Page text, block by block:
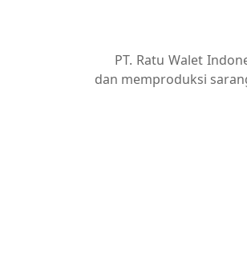
PT. Ratu Walet
dan memproduksi